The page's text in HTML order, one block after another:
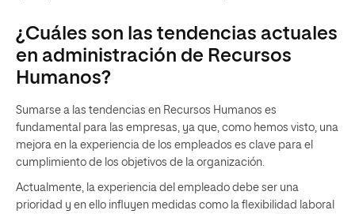
¿Cuáles son las tendencias actuales
en administración de Recursos
Humanos?
Sumarse a las tendencias en Recursos Humanos es
fundamental para las empresas, ya que, como hemos visto, una
mejora en la experiencia de los empleados es clave para el
cumplimiento de los objetivos de la organización.
Actualmente, la experiencia del empleado debe ser una
prioridad y en ello influyen medidas como la flexibilidad laboral